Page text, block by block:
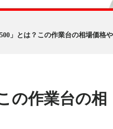
」とは？この作業台の相場価格
の作業台の相